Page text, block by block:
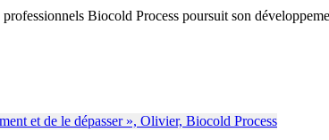
Biocold Process poursuit son